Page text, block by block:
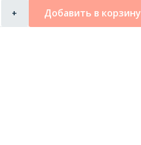
+ Добавить в корзину